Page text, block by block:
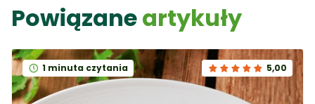
Powiązaneartykuły
1 minuta czytania 5,00